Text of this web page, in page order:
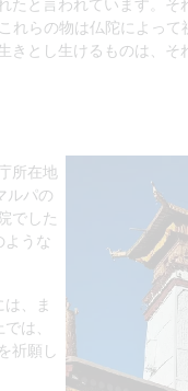
と言われています。そ
れらの物は仏陀によっ
とし生けるものは、そ
所在地
ルパの
でした
ような
、ま
は、
祈願し